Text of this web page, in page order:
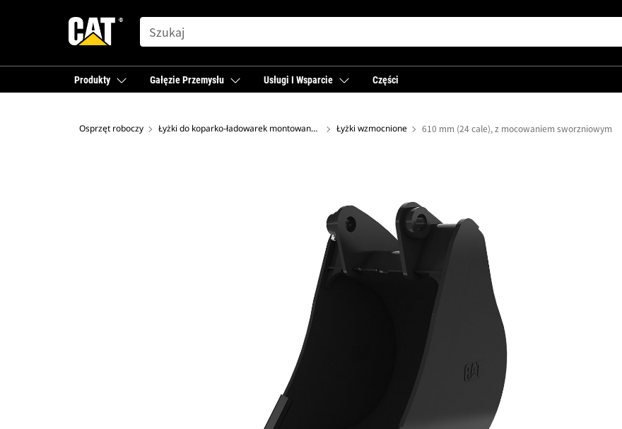
SEARCH
Produkty Gałęzie Przemysłu Usługi I Wsparcie Części
Osprzęt roboczy Łyżki do koparko-ładowarek montowane z tyłu Łyżki wzmocnione 610 mm (24 cale), z mocowaniem sworzniowym